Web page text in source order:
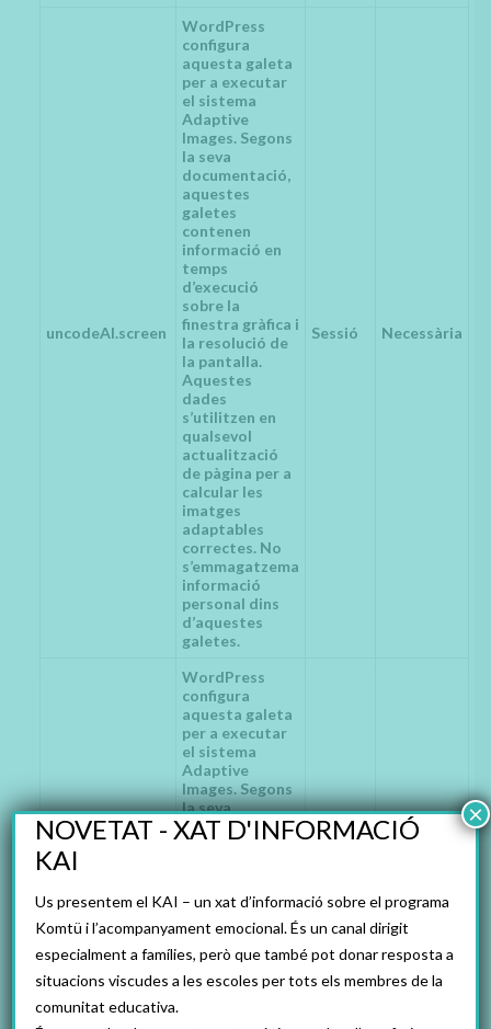
uncodeAI.screen
WordPress
configura
aquesta galeta
per a executar
el sistema
Adaptive
Images. Segons
la seva
documentació,
aquestes
galetes
contenen
informació en
temps
d’execució
sobre la
finestra gràfica i
la resolució de
la pantalla.
Aquestes
dades
s’utilitzen en
qualsevol
actualització
de pàgina per a
calcular les
imatges
adaptables
correctes. No
s’emmagatzema
informació
personal dins
d’aquestes
galetes.
Sessió Necessària
uncodeAI.images
WordPress
configura
aquesta galeta
per a executar
el sistema
Adaptive
Images. Segons
la seva
documentació,
aquestes
informació en
d’execució
sobre la
finestra gràfica i
la resolució de
Sessió Necessària
NOVETAT - XAT D'INFORMACIÓ
KAI
Us presentem el KAI – un xat d’informació sobre el programa
Komtü i l’acompanyament emocional. És un canal dirigit
especialment a famílies, però que també pot donar resposta a
situacions viscudes a les escoles per tots els membres de la
comunitat educativa.
×